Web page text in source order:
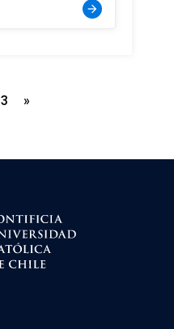
arrow_forward
3 »